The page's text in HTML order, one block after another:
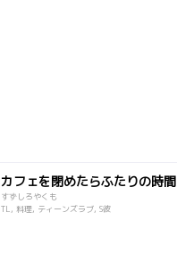
カフェを閉めたらふたりの時間
すずしろやくも
TL, 料理, ティーンズラブ, S彼